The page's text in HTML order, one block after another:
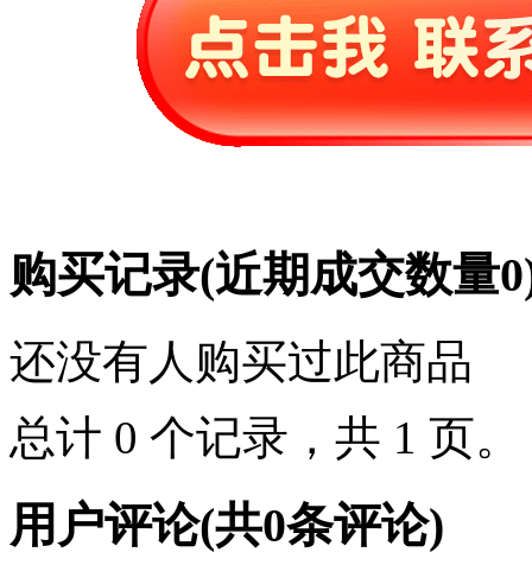
购买记录(近期成交数量0
还没有人购买过此商品
总计 0 个记录，共 1 页。
用户评论(共0条评论)